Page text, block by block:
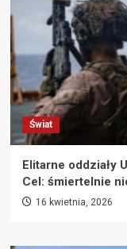
Świat
Elitarne oddziały
Cel: śmiertelnie
16 kwietnia, 2026